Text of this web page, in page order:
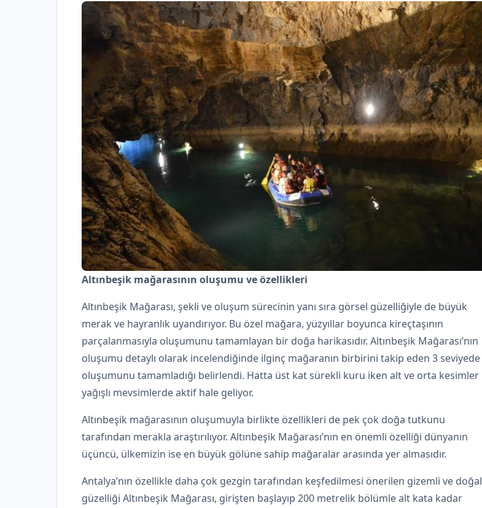
Altınbeşik mağarasının oluşumu ve özellikleri
Altınbeşik Mağarası, şekli ve oluşum sürecinin yanı sıra görsel güzelliğiyle de büyük
merak ve hayranlık uyandırıyor. Bu özel mağara, yüzyıllar boyunca kireçtaşının
parçalanmasıyla oluşumunu tamamlayan bir doğa harikasıdır. Altınbeşik Mağarası’nın
oluşumu detaylı olarak incelendiğinde ilginç mağaranın birbirini takip eden 3 seviyede
oluşumunu tamamladığı belirlendi. Hatta üst kat sürekli kuru iken alt ve orta kesimler
yağışlı mevsimlerde aktif hale geliyor.
Altınbeşik mağarasının oluşumuyla birlikte özellikleri de pek çok doğa tutkunu
tarafından merakla araştırılıyor. Altınbeşik Mağarası’nın en önemli özelliği dünyanın
üçüncü, ülkemizin ise en büyük gölüne sahip mağaralar arasında yer almasıdır.
Antalya’nın özellikle daha çok gezgin tarafından keşfedilmesi önerilen gizemli ve doğal
güzelliği Altınbeşik Mağarası, girişten başlayıp 200 metrelik bölümle alt kata kadar